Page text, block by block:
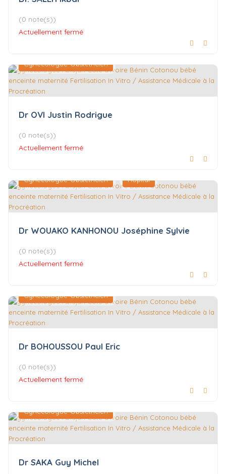
(0 note(s))
Actuellement fermé
Gynécologue-Obstétricien
Dr OVI Justin Rodrigue
(0 note(s))
Actuellement fermé
Gynécologue-Obstétricien Hôpital
Dr WOUAKO KANHONOU Joséphine Sylvie
(0 note(s))
Actuellement fermé
Gynécologue-Obstétricien
Dr BOHOUSSOU Paul Eric
(0 note(s))
Actuellement fermé
Gynécologue-Obstétricien
Dr SAKA Guy Michel